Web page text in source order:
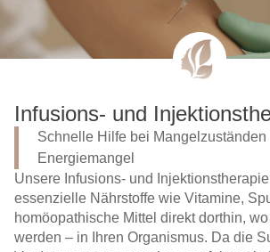
Infusions- und
Schnelle Hilfe bei Mangelzuständen
Energiemangel
Unsere Infusions- und
essenzielle Nährstoffe wie Vitamine,
homöopathische Mittel direkt dorthin,
werden – in Ihren Organismus. Da die